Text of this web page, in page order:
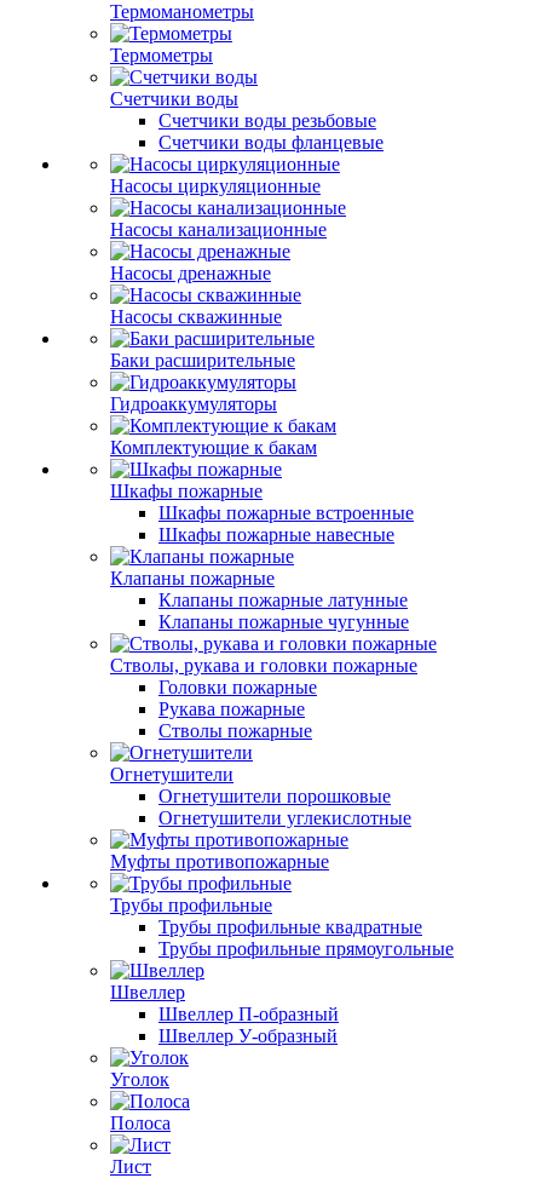
Термоманометры
Термометры
Счетчики воды
Счетчики воды резьбовые
Счетчики воды фланцевые
Насосы циркуляционные
Насосы канализационные
Насосы дренажные
Насосы скважинные
Баки расширительные
Гидроаккумуляторы
Комплектующие к бакам
Шкафы пожарные
Шкафы пожарные встроенные
Шкафы пожарные навесные
Клапаны пожарные
Клапаны пожарные латунные
Клапаны пожарные чугунные
Стволы, рукава и головки пожарные
Головки пожарные
Рукава пожарные
Стволы пожарные
Огнетушители
Огнетушители порошковые
Огнетушители углекислотные
Муфты противопожарные
Трубы профильные
Трубы профильные квадратные
Трубы профильные прямоугольные
Швеллер
Швеллер П-образный
Швеллер У-образный
Уголок
Полоса
Лист